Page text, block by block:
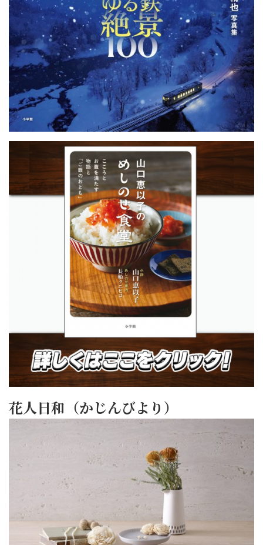
花人日和（かじんびより）